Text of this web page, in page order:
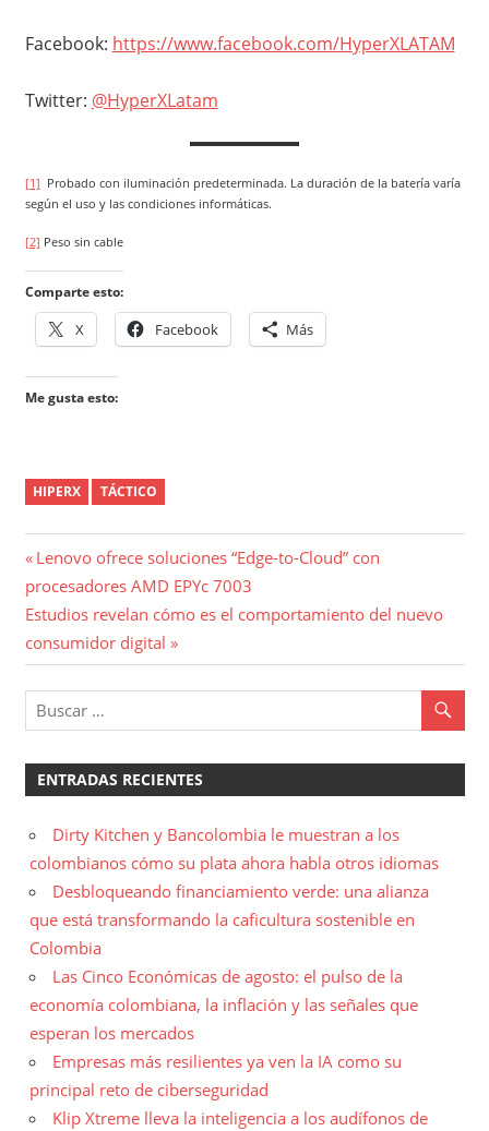
Facebook: https://www.facebook.com/HyperXLATAM
Twitter: @HyperXLatam
[1] Probado con iluminación predeterminada. La duración de la batería varía
según el uso y las condiciones informáticas.
[2] Peso sin cable
Comparte esto:
X Facebook Más
Me gusta esto:
HIPERX TÁCTICO
Navegación
de
entradas
Entrada
anterior:
Lenovo ofrece soluciones “Edge-to-Cloud” con
procesadores AMD EPYc 7003
Entrada
siguiente:
Estudios revelan cómo es el comportamiento del nuevo
consumidor digital
ENTRADAS RECIENTES
Dirty Kitchen y Bancolombia le muestran a los
colombianos cómo su plata ahora habla otros idiomas
Desbloqueando financiamiento verde: una alianza
que está transformando la caficultura sostenible en
Colombia
Las Cinco Económicas de agosto: el pulso de la
economía colombiana, la inflación y las señales que
esperan los mercados
Empresas más resilientes ya ven la IA como su
principal reto de ciberseguridad
Klip Xtreme lleva la inteligencia a los audífonos de